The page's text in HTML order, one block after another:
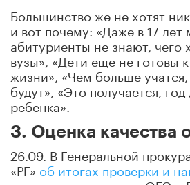
Большинство же не хотят
и вот почему: «Даже в 17 лет
абитуриенты не знают, чего
вузы», «Дети еще не готовы
жизни», «Чем больше
будут», «Это получается, год
ребенка».
3. Оценка качества
26.09. В Генеральной
«РГ» об итогах проверки и